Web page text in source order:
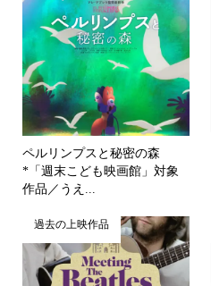
ペルリンプスと秘密の森
*「週末こども映画館」対象
作品／うえ...
過去の上映作品